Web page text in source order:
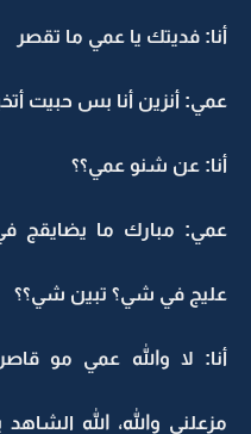
أنا: فديتك يا عمي ما تقصر
عمي: أنزين أنا بس حبيت
أنا: عن شنو عمي؟؟
عمي: مبارك ما يضايقج
عليج في شي؟ تبين شي؟؟
أنا: لا والله عمي مو
مزعلني والله، الله